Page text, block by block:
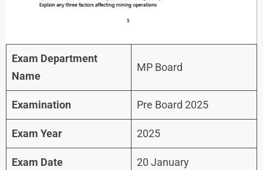
Exam Department
Name
MP Board
Examination Pre Board 2025
Exam Year 2025
Exam Date 20 January